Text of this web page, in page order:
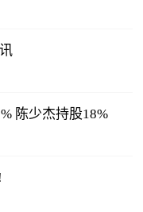
陈少杰持股18%